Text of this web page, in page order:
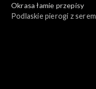
Okrasa łamie przepisy
Podlaskie pierogi z serem